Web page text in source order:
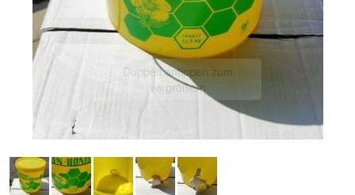
Doppelt antippen zum
vergrößern